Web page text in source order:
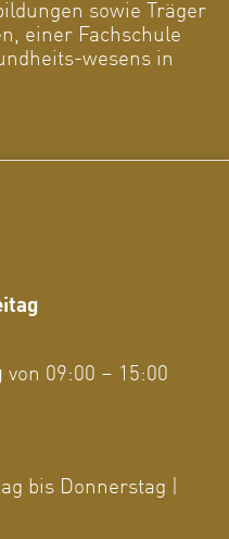
sowie Träger
einer Fachschule
wesens in
von 09:00 – 15:00
bis Donnerstag |